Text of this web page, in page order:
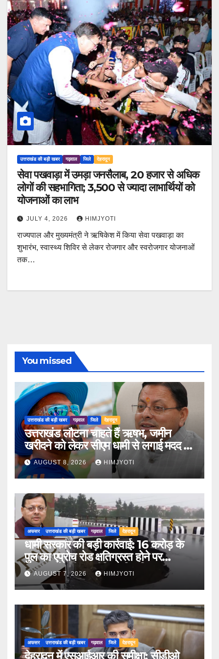
उत्तराखंड की बड़ी खबर गढ़वाल जिले देहरादून
सेवा पखवाड़ा में उमड़ा जनसैलाब, 20 हजार से अधिक
लोगों की सहभागिता; 3,500 से ज्यादा लाभार्थियों को
योजनाओं का लाभ
JULY 4, 2026 HIMJYOTI
राज्यपाल और मुख्यमंत्री ने ऋषिकेश में किया सेवा पखवाड़ा का
शुभारंभ, स्वास्थ्य शिविर से लेकर रोजगार और स्वरोजगार योजनाओं
तक…
You missed
उत्तराखंड की बड़ी खबर गढ़वाल जिले देहरादून
उत्तराखंड लौटना चाहते हैं ऋषभ, जमीन
खरीदने को लेकर सीएम धामी से लगाई मदद की
गुहारAUGUST 8, 2026 HIMJYOTI
अफसर उत्तराखंड की बड़ी खबर गढ़वाल जिले देहरादून
धामी सरकार की बड़ी कार्रवाई: 16 करोड़ के
पुल का एप्रोच रोड क्षतिग्रस्त होने पर
PWD के तीन इंजीनियर निलंबित
AUGUST 7, 2026 HIMJYOTI
अफसर उत्तराखंड की बड़ी खबर गढ़वाल जिले देहरादून
देहरादून में एसआईआर की समीक्षा: सीडीओ